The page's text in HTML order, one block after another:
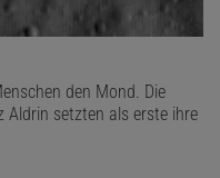
den Mond. Die
setzten als erste ihre